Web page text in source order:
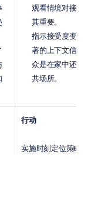
观看情境对接受
其重要。
指示接受度变化
著的上下文信号
众是在家中还是
共场所。
行动
实施时刻定位策略